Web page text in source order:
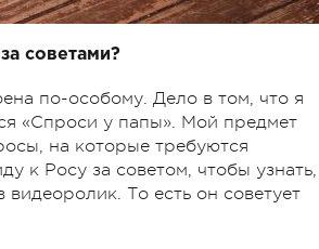
советами?
по-особому. Дело в том, что я
«Спроси у папы». Мой предмет
на которые требуются
к Росу за советом, чтобы узнать,
То есть он советует